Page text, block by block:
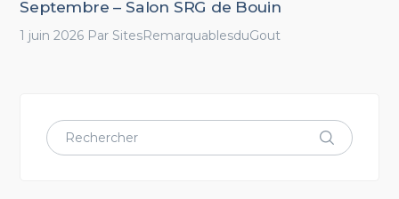
Septembre – Salon SRG de Bouin
1 juin 2026 Par SitesRemarquablesduGout